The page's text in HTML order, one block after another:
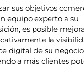
sus objetivos
equipo experto a su
es posible
la
digital de su negocio,
a más clientes